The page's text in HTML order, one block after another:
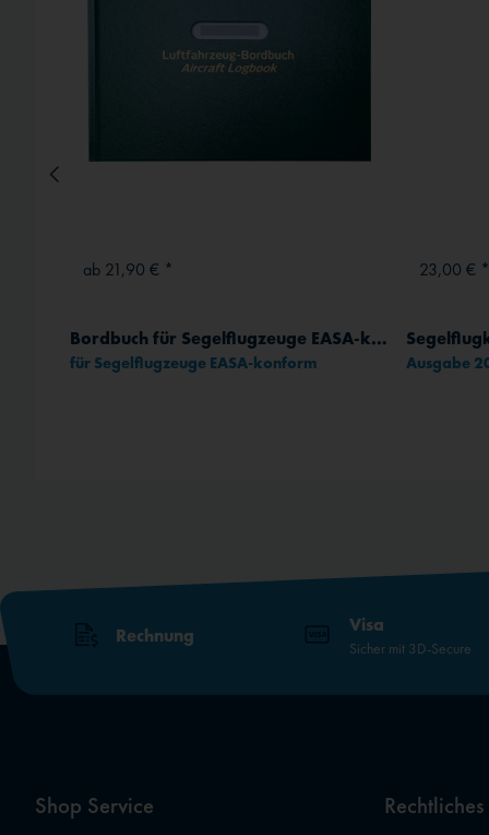
ab 21,90 € *
Bordbuch für Segelflugzeuge EASA-konform
für Segelflugzeuge EASA-konform
23,00 € *
Ausgabe
Rechnung Visa
Sicher mit 3D-Secure
Shop Service Rechtliches